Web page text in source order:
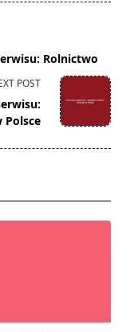
Rolnictwo
POST
Polsce